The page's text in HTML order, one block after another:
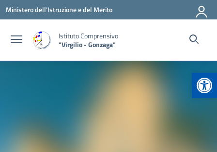
Vai ai contenuti
Vai al menu di navigazione
Vai al footer
Ministero dell'Istruzione e del Merito
Istituto Comprensivo
"Virgilio - Gonzaga"